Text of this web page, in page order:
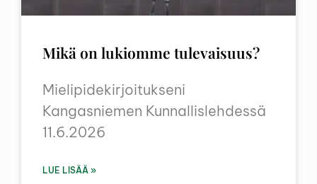
Mikä on lukiomme tulevaisuus?
Mielipidekirjoitukseni
Kangasniemen Kunnallislehdessä
11.6.2026
LUE LISÄÄ »